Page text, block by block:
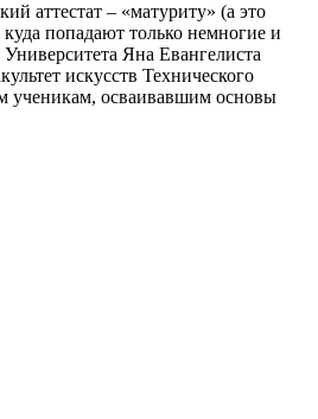
аттестат – «матуриту» (а это
попадают только немногие и
Яна Евангелиста
искусств Технического
ученикам, осваивавшим основы